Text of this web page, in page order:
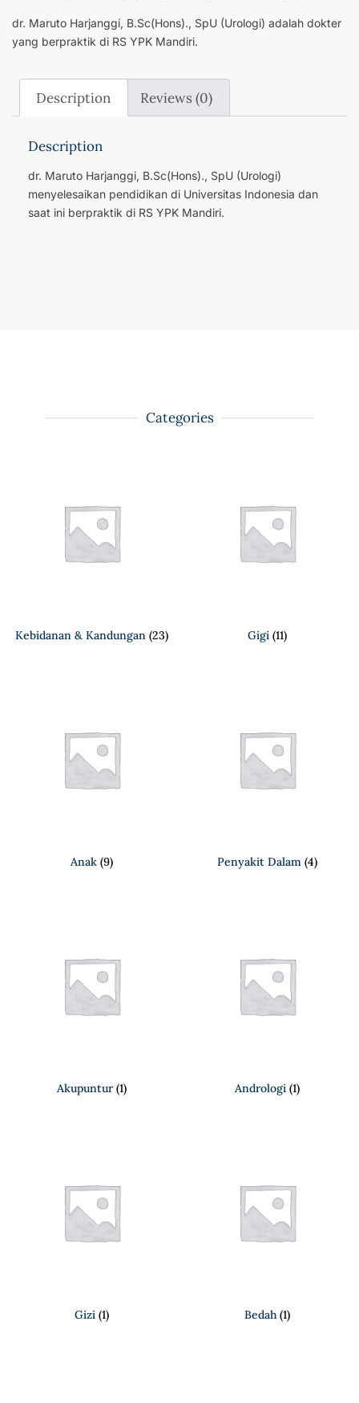
dr. Maruto Harjanggi, B.Sc(Hons)., SpU (Urologi) adalah dokter
yang berpraktik di RS YPK Mandiri.
Description Reviews (0)
Description
dr. Maruto Harjanggi, B.Sc(Hons)., SpU (Urologi)
menyelesaikan pendidikan di Universitas Indonesia dan
saat ini berpraktik di RS YPK Mandiri.
Categories
Kebidanan & Kandungan (23) Gigi (11)
Anak (9) Penyakit Dalam (4)
Akupuntur(1) Andrologi (1)
Gizi (1) Bedah (1)